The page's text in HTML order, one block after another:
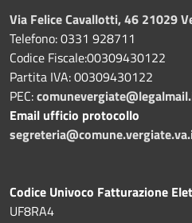
Via Felice Cavallotti, 46 21029
Telefono: 0331 928711
Codice Fiscale:00309430122
Partita IVA: 00309430122
PEC:
Email ufficio protocollo
Codice Univoco Fatturazione
UF8RA4